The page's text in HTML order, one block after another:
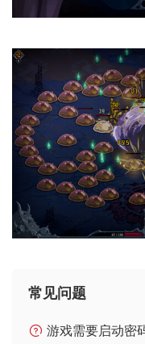
常见问题
游戏需要启动密